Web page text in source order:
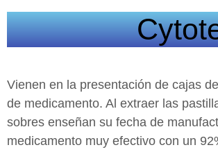
Vienen en la presentación de cajas
de medicamento. Al extraer las
sobres enseñan su fecha de
medicamento muy efectivo con un